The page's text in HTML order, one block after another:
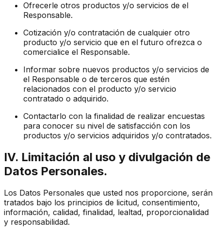
Ofrecerle otros productos y/o servicios de el
Responsable.
Cotización y/o contratación de cualquier otro
producto y/o servicio que en el futuro ofrezca o
comercialice el Responsable.
Informar sobre nuevos productos y/o servicios de
el Responsable o de terceros que estén
relacionados con el producto y/o servicio
contratado o adquirido.
Contactarlo con la finalidad de realizar encuestas
para conocer su nivel de satisfacción con los
productos y/o servicios adquiridos y/o contratados.
IV. Limitación al uso y divulgación de
Datos Personales.
Los Datos Personales que usted nos proporcione, serán
tratados bajo los principios de licitud, consentimiento,
información, calidad, finalidad, lealtad, proporcionalidad
y responsabilidad.